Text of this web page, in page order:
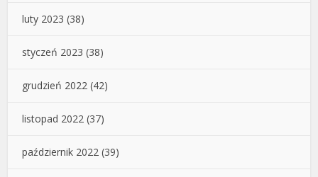
luty 2023 (38)
styczeń 2023 (38)
grudzień 2022 (42)
listopad 2022 (37)
październik 2022 (39)